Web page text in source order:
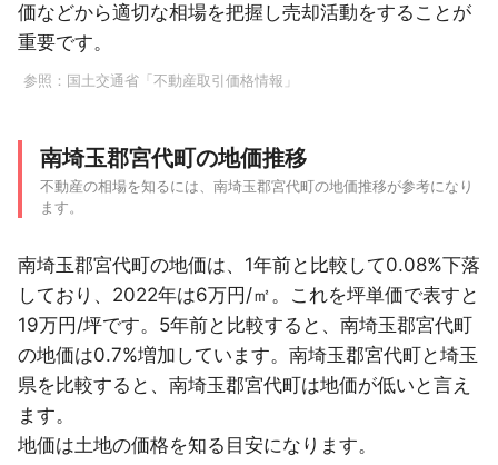
価などから適切な相場を把握し売却活動をすることが
重要です。
参照： 国土交通省「不動産取引価格情報」
南埼玉郡宮代町の地価推移
不動産の相場を知るには、南埼玉郡宮代町の地価推移が参考になり
ます。
南埼玉郡宮代町の地価は、1年前と比較して0.08%下落
しており、2022年は6万円/㎡。これを坪単価で表すと
19万円/坪です。5年前と比較すると、南埼玉郡宮代町
の地価は0.7%増加しています。南埼玉郡宮代町と埼玉
県を比較すると、南埼玉郡宮代町は地価が低いと言え
ます。
地価は土地の価格を知る目安になります。